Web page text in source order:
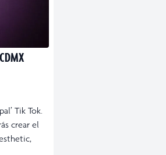
Tik Tok.
crear el